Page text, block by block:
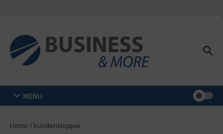
MENU
Home / kundenstopper